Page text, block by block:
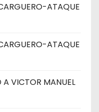
ATAQUE
ATAQUE
VICTOR MANUEL